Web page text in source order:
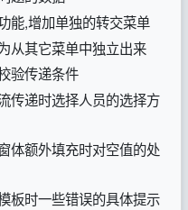
能,增加单独的转交菜单
从其它菜单中独立出来
验传递条件
传递时选择人员的选择方
体额外填充时对空值的处
板时一些错误的具体提示